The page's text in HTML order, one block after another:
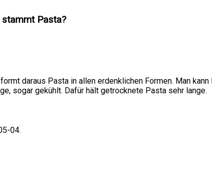
Pasta?
daraus Pasta in allen erdenklichen Formen. Man
sogar gekühlt. Dafür hält getrocknete Pasta sehr lange.
04.